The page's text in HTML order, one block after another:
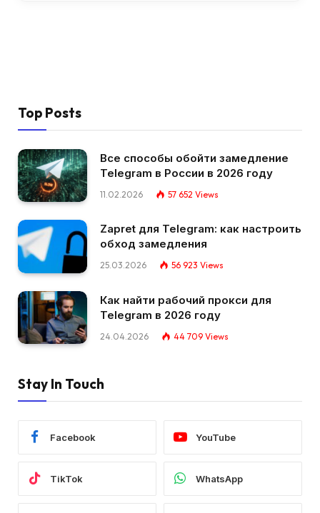
Top Posts
Все способы обойти замедление
Telegram в России в 2026 году
11.02.2026 57 652 Views
Zapret для Telegram: как настроить
обход замедления
25.03.2026 56 923 Views
Как найти рабочий прокси для
Telegram в 2026 году
24.04.2026 44 709 Views
Stay In Touch
Facebook YouTube
TikTok WhatsApp